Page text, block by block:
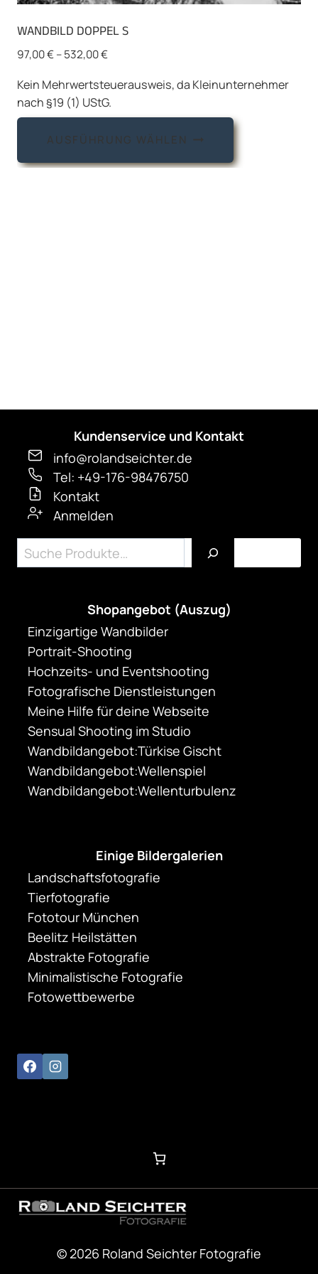
WANDBILD DOPPEL S
97,00€–532,00€
Kein Mehrwertsteuerausweis, da Kleinunternehmer
nach §19 (1) UStG.
AUSFÜHRUNG WÄHLEN
Dieses
weist
Kundenservice und Kontakt
info@rolandseichter.de
Tel: +49-176-98476750
Kontakt
Anmelden
Suchen
Shopangebot (Auszug)
Einzigartige Wandbilder
Portrait-Shooting
Hochzeits- und Eventshooting
Fotografische Dienstleistungen
Meine Hilfe für deine Webseite
Sensual Shooting im Studio
Wandbildangebot:Türkise Gischt
Wandbildangebot:Wellenspiel
Wandbildangebot:Wellenturbulenz
Einige Bildergalerien
Landschaftsfotografie
Tierfotografie
Fototour München
Beelitz Heilstätten
Abstrakte Fotografie
Minimalistische Fotografie
Fotowettbewerbe
© 2026 Roland Seichter Fotografie